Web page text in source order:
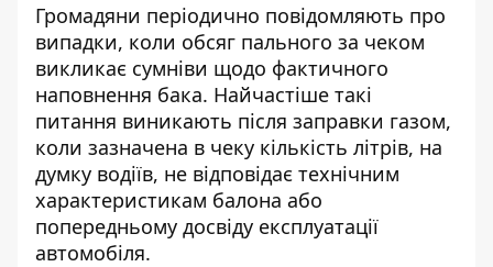
Громадяни періодично повідомляють про
випадки, коли обсяг пального за чеком
викликає сумніви щодо фактичного
наповнення бака. Найчастіше такі
питання виникають після заправки газом,
коли зазначена в чеку кількість літрів, на
думку водіїв, не відповідає технічним
характеристикам балона або
попередньому досвіду експлуатації
автомобіля.